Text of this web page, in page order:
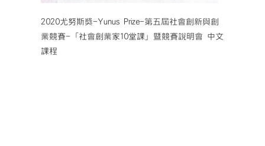
2020尤努斯獎-Yunus Prize-第五屆社會創新與創
業競賽-「社會創業家10堂課」暨競賽說明會 中文
課程